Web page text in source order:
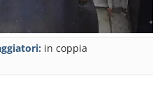
in coppia